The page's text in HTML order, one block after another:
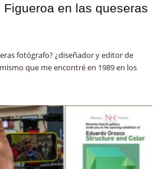
Figueroa en las queseras
eras fotógrafo? ¿diseñador y editor de
que me encontré en 1989 en los